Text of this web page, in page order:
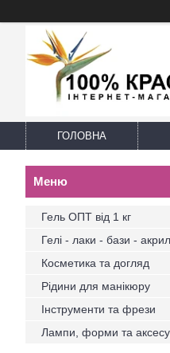
ГОЛОВНА
Гель ОПТ від 1 кг
Гелі - лаки - бази -
Косметика та догляд
Рідини для манікюру
Інструменти та фрези
Лампи, форми та